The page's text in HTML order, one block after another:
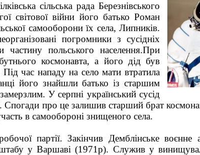
сільська рада Березнівського
світової війни його батько Роман
самооборони їх села, Липників.
погромники з сусідніх
польського населення.При
космонавта, а його дід був
час нападу на село мати втратила
його знайшли батько із старшим
У серпні український сусід
про це залишив старший брат
в самообороні знищеного села.
партії. Закінчив Демблінське воєнне
у Варшаві (1971р). Служив у